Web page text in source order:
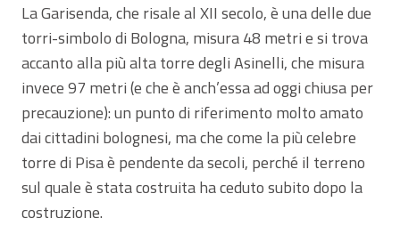
La Garisenda, che risale al XII secolo, è una delle due
torri-simbolo di Bologna, misura 48 metri e si trova
accanto alla più alta torre degli Asinelli, che misura
invece 97 metri (e che è anch’essa ad oggi chiusa per
precauzione): un punto di riferimento molto amato
dai cittadini bolognesi, ma che come la più celebre
torre di Pisa è pendente da secoli, perché il terreno
sul quale è stata costruita ha ceduto subito dopo la
costruzione.